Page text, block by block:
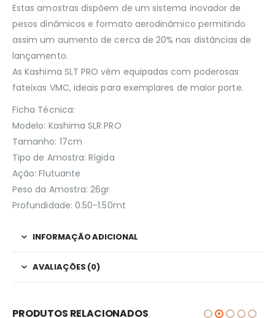
Estas amostras dispõem de um sistema inovador de
pesos dinâmicos e formato aerodinâmico permitindo
assim um aumento de cerca de 20% nas distâncias de
lançamento.
As Kashima SLT PRO vêm equipadas com poderosas
fateixas VMC, ideais para exemplares de maior porte.
Ficha Técnica:
Modelo: Kashima SLR PRO
Tamanho: 17cm
Tipo de Amostra: Rígida
Ação: Flutuante
Peso da Amostra: 26gr
Profundidade: 0.50-1.50mt
INFORMAÇÃO ADICIONAL
AVALIAÇÕES (0)
PRODUTOS RELACIONADOS